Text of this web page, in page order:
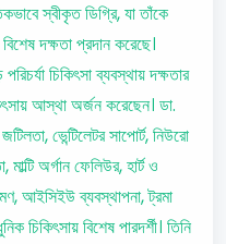
স্বীকৃত ডিগ্রি, যা তাঁকে
দক্ষতা প্রদান করেছে।
চিকিৎসা ব্যবস্থায় দক্ষতার
আস্থা অর্জন করেছেন। ডা.
ভেন্টিলেটর সাপোর্ট, নিউরো
অর্গান ফেলিউর, হার্ট ও
আইসিইউ ব্যবস্থাপনা, ট্রমা
চিকিৎসায় বিশেষ পারদর্শী। তিনি